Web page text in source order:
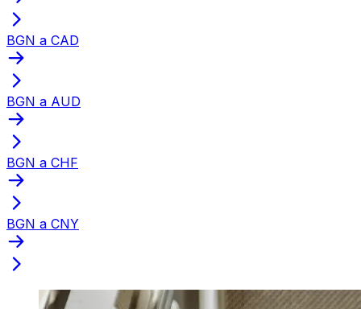
BGN a CAD
BGN a AUD
BGN a CHF
BGN a CNY